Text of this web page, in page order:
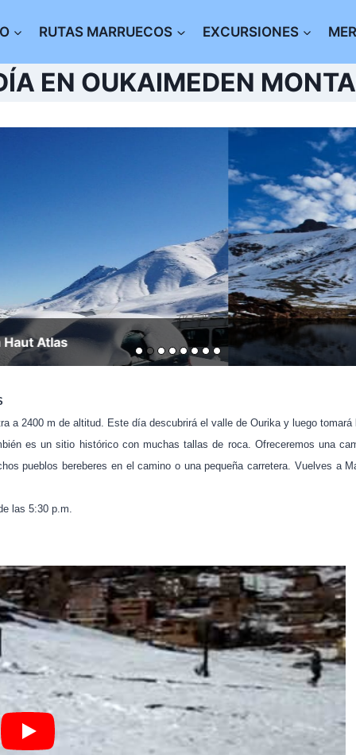
RUTAS MARRUECOS EXCURSIONES
EN OUKAIMEDEN
a 2400 m de altitud. Este día descubrirá el valle de Ourika y luego tomará
es un sitio histórico con muchas tallas de roca. Ofreceremos una
pueblos bereberes en el camino o una pequeña carretera. Vuelves a
las 5:30 p.m.